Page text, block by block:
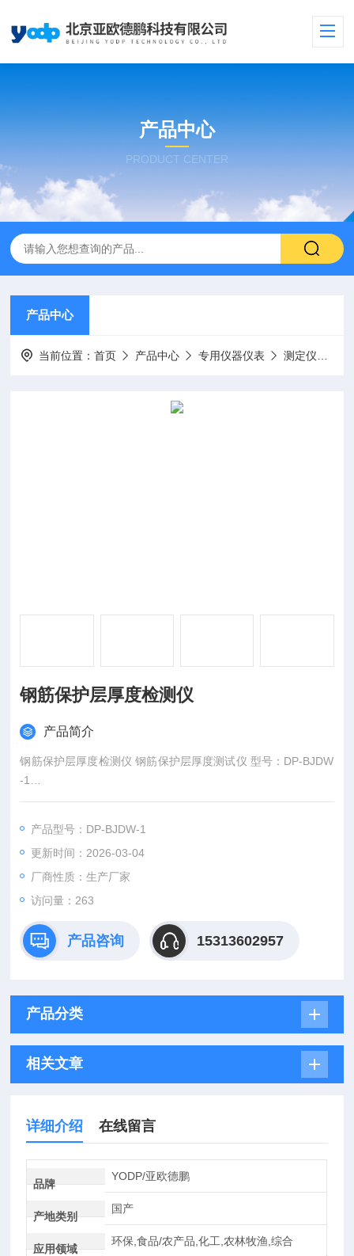
产品中心
PRODUCT CENTER
产品中心
当前位置：首页 产品中心 专用仪器仪表 测定仪
钢筋保护层厚度检测仪
产品简介
钢筋保护层厚度检测仪 钢筋保护层厚度测试仪 型号：DP-BJDW
-1
产品用途：
厚度及钢筋直径或探测钢筋数量、走向及分布；还可以对非磁性
和非导电介质中的磁性体及导电体进行探测，如墙体内的电缆、
水暖管道的检测。
产品型号：DP-BJDW-1
更新时间：2026-03-04
厂商性质：生产厂家
访问量：263
产品咨询 15313602957
产品分类
相关文章
详细介绍 在线留言
品牌
YODP/亚欧德鹏
产地类别
国产
应用领域
环保,食品/农产品,化工,农林牧渔,综合